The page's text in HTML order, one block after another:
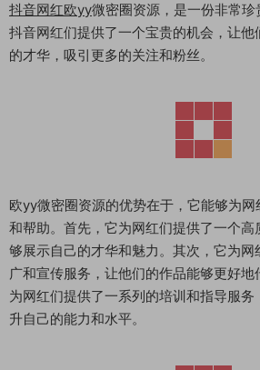
抖音网红欧yy微密圈资源，是一份非常
抖音网红们提供了一个宝贵的机会，让他
的才华，吸引更多的关注和粉丝。
欧yy微密圈资源的优势在于，它能够为
和帮助。首先，它为网红们提供了一个
够展示自己的才华和魅力。其次，它为网
广和宣传服务，让他们的作品能够更好
为网红们提供了一系列的培训和指导服
升自己的能力和水平。